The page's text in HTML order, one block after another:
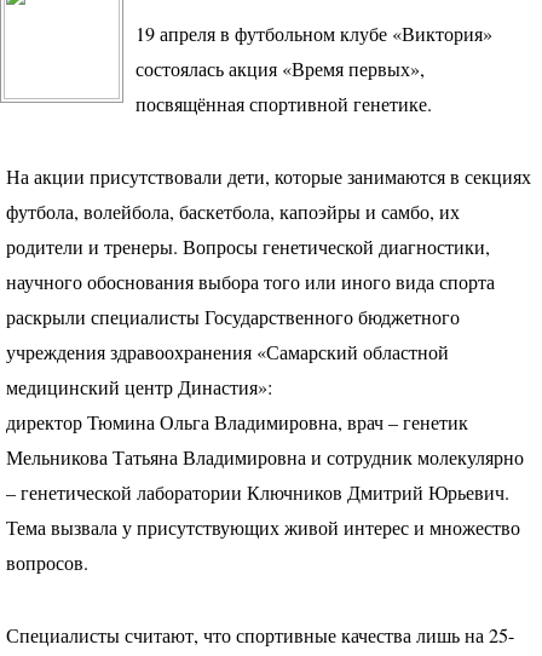
19 апреля в футбольном клубе «Виктория»
состоялась акция «Время первых»,
посвящённая спортивной генетике.
На акции присутствовали дети, которые занимаются в секциях
футбола, волейбола, баскетбола, капоэйры и самбо, их
родители и тренеры. Вопросы генетической диагностики,
научного обоснования выбора того или иного вида спорта
раскрыли специалисты Государственного бюджетного
учреждения здравоохранения «Самарский областной
медицинский центр Династия»:
директор Тюмина Ольга Владимировна, врач – генетик
Мельникова Татьяна Владимировна и сотрудник молекулярно
– генетической лаборатории Ключников Дмитрий Юрьевич.
Тема вызвала у присутствующих живой интерес и множество
вопросов.
Специалисты считают, что спортивные качества лишь на 25-